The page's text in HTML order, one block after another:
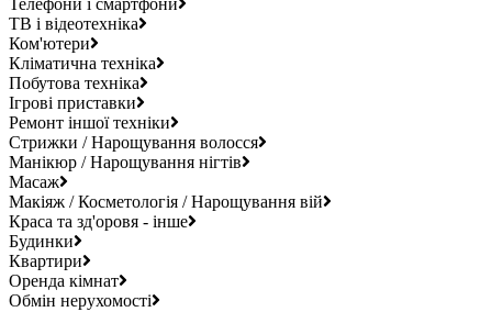
ТВ і відеотехніка
Ком'ютери
Кліматична техніка
Побутова техніка
Ігрові приставки
Ремонт іншої техніки
Стрижки / Нарощування волосся
Манікюр / Нарощування нігтів
Масаж
Макіяж / Косметологія / Нарощування вій
Краса та зд'оровя - інше
Будинки
Квартири
Оренда кімнат
Обмін нерухомості